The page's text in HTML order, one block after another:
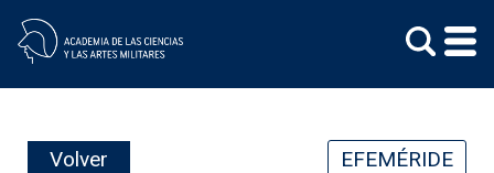
content
Volver EFEMÉRIDE